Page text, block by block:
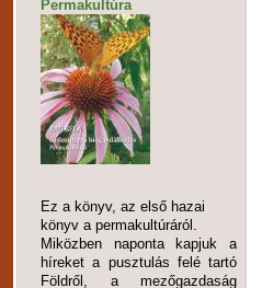
Permakultúra
Ez a könyv, az első hazai
könyv a permakultúráról.
Miközben naponta kapjuk a
híreket a pusztulás felé tartó
Földről, a mezőgazdaság